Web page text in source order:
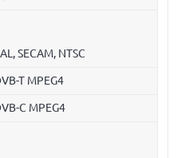
SECAM, NTSC
T MPEG4
C MPEG4